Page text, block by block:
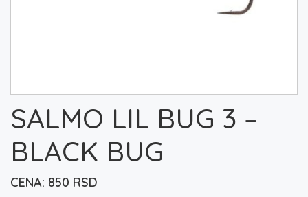
SALMO LIL BUG 3 –
BLACK BUG
850 RSD